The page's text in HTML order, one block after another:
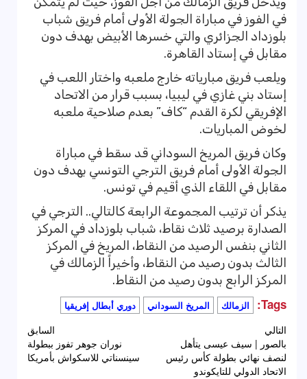
في الفوز في مباراة الجولة الأولى أمام فريق شباب
بلوزداد الجزائري والتي خسرها الأبيض بهدف دون
مقابل في إستاد القاهرة.
ويلعب فريق مبارياته خارج ملعبه واختار اللعب في
إستاد بني غازي في ليبيا، بسبب قرار من الاتحاد
الإفريقي لكرة القدم “كاف” بعدم صلاحية ملعبه
لخوض المباريات.
وكان فريق المريخ السوداني قد سقط في مباراة
الجولة الأولى أمام فريق الترجي التونسي بهدف دون
مقابل في اللقاء الذي أقيم في تونس.
يذكر أن ترتيب المجموعة الرابعة كالتالي.. الترجي في
الصدارة برصيد ثلاث نقاط، شباب بلوزداد في المركز
الثاني بنفس الرصيد من النقاط، المريخ في المركز
الثالث بدون رصيد من النقاط، وأخيراً الزمالك في
المركز الرابع بدون رصيد من النقاط.
Tags: الزمالك المريخ السوداني دوري أبطال إفريقيا
تصفّح
المقالات
السابق
نوران جوهر تفوز ببطولة
سينسناتي للاسكواش بأمريكا
التالي
بالصور | سيف عيسى يتأهل
لنصف نهائي بطولة كأس رئيس
الاتحاد الدولي للتايكوندو